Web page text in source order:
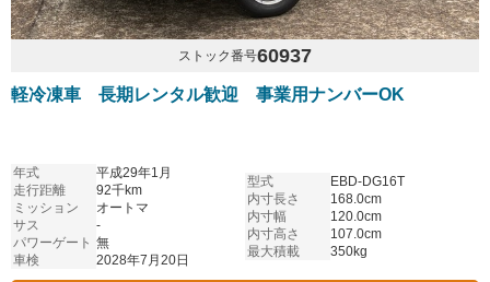
ストック番号60937
軽冷凍車 長期レンタル歓迎 事業用ナンバーOK
年式
平成29年1月
走行距離
92千km
ミッション
オートマ
サス
-
パワーゲート 無
車検
2028年7月20日
型式
EBD-DG16T
内寸長さ
168.0cm
内寸幅
120.0cm
内寸高さ
107.0cm
最大積載
350kg